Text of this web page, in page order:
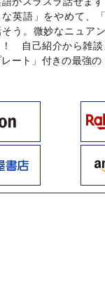
な英語」をやめて、
う。微妙なニュア
！ 自己紹介から雑談
ート」付きの最強の